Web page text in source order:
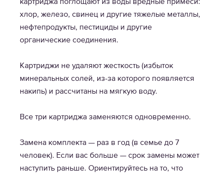
картриджа поглощают из воды вредные примеси:
хлор, железо, свинец и другие тяжелые металлы,
нефтепродукты, пестициды и другие
органические соединения.
Картриджи не удаляют жесткость (избыток
минеральных солей, из-за которого появляется
накипь) и рассчитаны на мягкую воду.
Все три картриджа заменяются одновременно.
Замена комплекта — раз в год (в семье до 7
человек). Если вас больше — срок замены может
наступить раньше. Ориентируйтесь на то, что